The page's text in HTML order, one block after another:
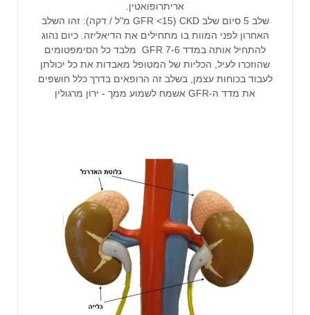
אריתרופואטין.
שלב 5 סיום שלב CKD (GFR <15 מ"ל / דקה): זהו השלב
האחרון לפני המוות בו מתחילים את הדיאליזה. כיום נהוג
להתחיל אותה במדד GFR 7-6 מלבד כל הסימפטומים
שהוזכרו לעיל, הכליות של המטופל מאבדות את כל יכולתן
לעבוד בכוחות עצמן, בשלב זה הרופאים בדרך כלל חושפים
את מדד ה-GFR אשמח לשמוע ממך - ירון מרגולין